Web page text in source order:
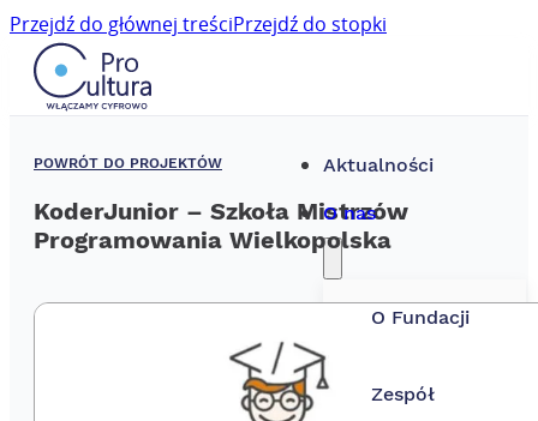
Przejdź do głównej treściPrzejdź do stopki
Aktualności
O nas
O Fundacji
Zespół
POWRÓT DO PROJEKTÓW
KoderJunior – Szkoła Mistrzów
Programowania Wielkopolska